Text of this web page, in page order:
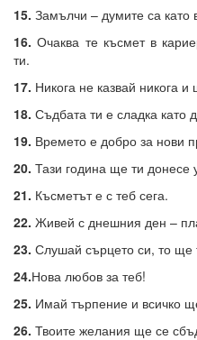
15. Замълчи – думите са
16. Очаква те късмет в
ти.
17. Никога не казвай никога
18. Съдбата ти е сладка като
19. Времето е добро за нови
20. Тази година ще ти донесе
21. Късметът е с теб сега.
22. Живей с днешния ден –
23. Слушай сърцето си, то ще
24.Нова любов за теб!
25. Имай търпение и всичко
26. Твоите желания ще се